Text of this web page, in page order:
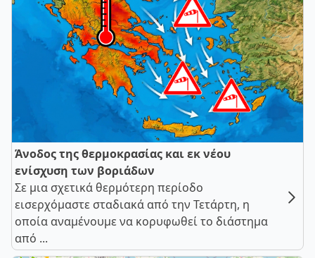
Άνοδος της θερμοκρασίας και εκ νέου
ενίσχυση των βοριάδων
Σε μια σχετικά θερμότερη περίοδο
εισερχόμαστε σταδιακά από την Τετάρτη, η
οποία αναμένουμε να κορυφωθεί το διάστημα
από ...